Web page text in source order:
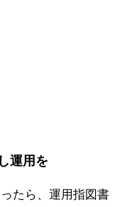
運用を
たら、運用指図書